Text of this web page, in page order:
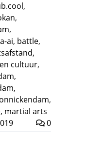
,
,
,
ai, battle,
,
cultuur,
,
,
,
, martial arts
0